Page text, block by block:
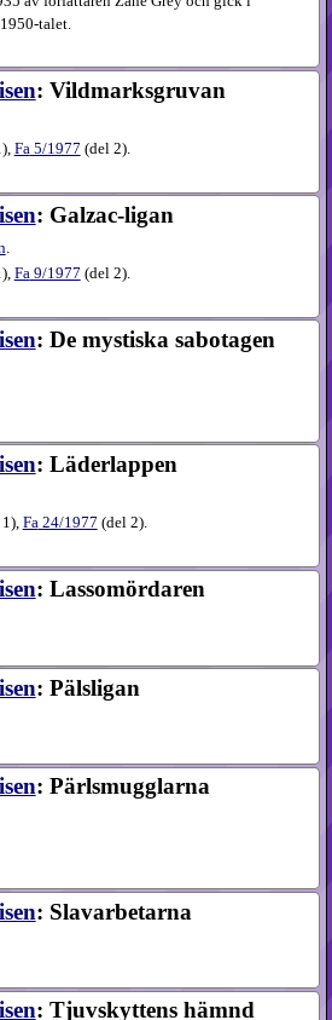
talet.
: Vildmarksgruvan
), Fa5​/1977 (del 2).
: Galzac-ligan
), Fa9​/1977 (del 2).
: De mystiska sabotagen
: Läderlappen
), Fa24​/1977 (del 2).
: Lassomördaren
: Pälsligan
: Pärlsmugglarna
: Slavarbetarna
: Tjuvskyttens hämnd